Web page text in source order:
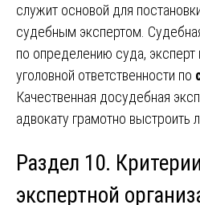
служит основой для
судебным экспертом.
по определению суда,
уголовной ответственности по
Качественная досудебная
адвокату грамотно
Раздел 10.
экспертной